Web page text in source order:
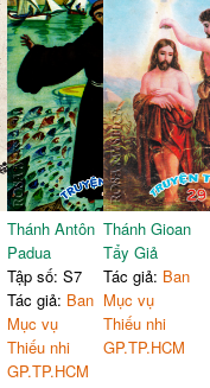
Thánh Antôn
Padua
Tập số: S7
Tác giả: Ban
Mục vụ
Thiếu nhi
GP.TP.HCM
Thánh Gioan
Tẩy Giả
Tác giả: Ban
Mục vụ
Thiếu nhi
GP.TP.HCM